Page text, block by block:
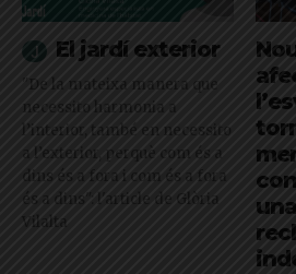
El jardí exterior
"De la mateixa manera que
necessito harmonia a
l’interior, també en necessito
a l’exterior, perquè com és a
dins és a fora i com és a fora
és a dins": l'article de Glòria
Vilalta